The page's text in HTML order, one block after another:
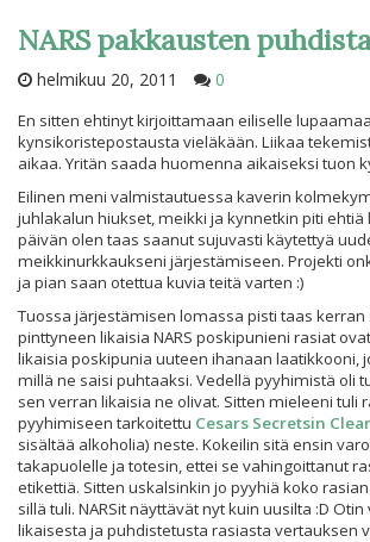
NARS pakkausten
helmikuu 20, 2011 0
En sitten ehtinyt kirjoittamaan eiliselle
kynsikoristepostausta vieläkään. Liikaa
aikaa. Yritän saada huomenna aikaiseksi tuon
Eilinen meni valmistautuessa kaverin
juhlakalun hiukset, meikki ja kynnetkin piti
päivän olen taas saanut sujuvasti käytettyä
meikkinurkkaukseni järjestämiseen. Projekti
ja pian saan otettua kuvia teitä varten :)
Tuossa järjestämisen lomassa pisti taas
pinttyneen likaisia NARS poskipunieni rasiat
likaisia poskipunia uuteen ihanaan laatikkooni,
millä ne saisi puhtaaksi. Vedellä pyyhimistä oli
sen verran likaisia ne olivat. Sitten mieleeni tuli
pyyhimiseen tarkoitettu Cesars Secretsin
sisältää alkoholia) neste. Kokeilin sitä ensin
takapuolelle ja totesin, ettei se vahingoittanut
etikettiä. Sitten uskalsinkin jo pyyhiä koko
sillä tuli. NARSit näyttävät nyt kuin uusilta :D
likaisesta ja puhdistetusta rasiasta vertauksen